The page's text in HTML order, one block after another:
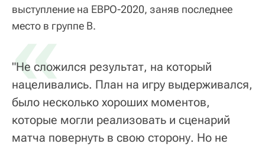
выступление на ЕВРО-2020, заняв последнее
место в группе В.
«
"Не сложился результат, на который
нацеливались. План на игру выдерживался,
было несколько хороших моментов,
которые могли реализовать и сценарий
матча повернуть в свою сторону. Но не